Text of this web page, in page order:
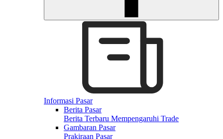
Informasi Pasar
Berita Pasar
Berita Terbaru Mempengaruhi Trade
Gambaran Pasar
Prakiraan Pasar